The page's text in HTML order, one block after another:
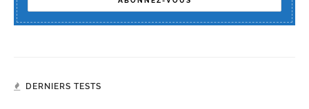
DERNIERS TESTS